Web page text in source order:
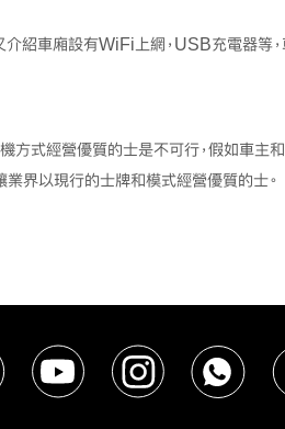
紹車廂設有WiFi上網，USB充電器等，
方式經營優質的士是不可行，假如車主
界以現行的士牌和模式經營優質的士。